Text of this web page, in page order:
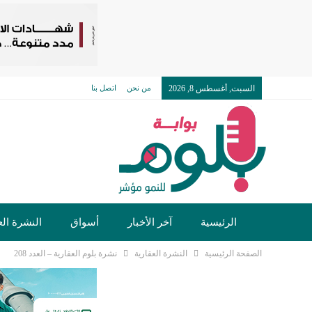
السبت, أغسطس 8, 2026 من نحن اتصل بنا
الرئيسية آخر الأخبار أسواق النشرة
الصفحة الرئيسية النشرة العقارية نشرة بلوم العقارية – العدد 208